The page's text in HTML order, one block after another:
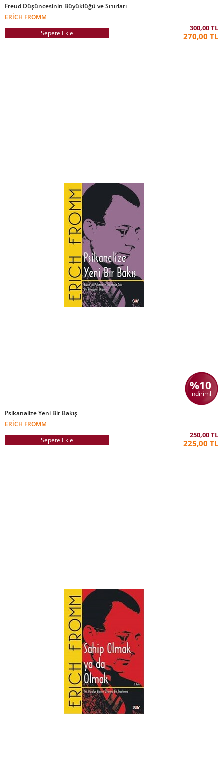
Freud Düşüncesinin Büyüklüğü ve Sınırları
ERICH FROMM
Sepete Ekle
300,00 TL
270,00 TL
%10
indirimli
Psikanalize Yeni Bir Bakış
ERICH FROMM
Sepete Ekle
250,00 TL
225,00 TL